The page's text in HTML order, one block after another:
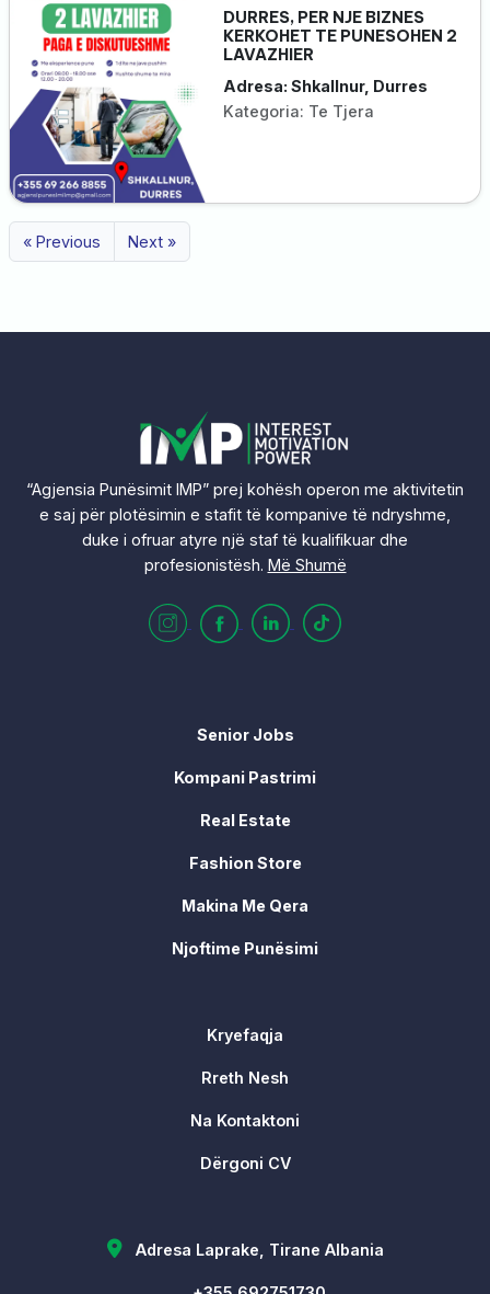
DURRES, PER NJE BIZNES
KERKOHET TE PUNESOHEN 2
LAVAZHIER
Adresa: Shkallnur, Durres
Kategoria: Te Tjera
« Previous Next »
“Agjensia Punësimit IMP” prej kohësh operon me aktivitetin
e saj për plotësimin e stafit të kompanive të ndryshme,
duke i ofruar atyre një staf të kualifikuar dhe
profesionistësh. Më Shumë
Senior Jobs
Kompani Pastrimi
Real Estate
Fashion Store
Makina Me Qera
Njoftime Punësimi
Kryefaqja
Rreth Nesh
Na Kontaktoni
Dërgoni CV
Adresa Laprake, Tirane Albania